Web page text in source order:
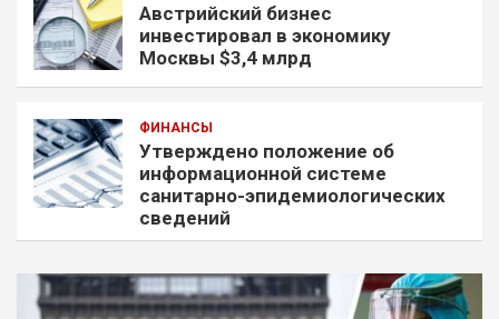
Австрийский бизнес
инвестировал в экономику
Москвы $3,4 млрд
ФИНАНСЫ
Утверждено положение об
информационной системе
санитарно-эпидемиологических
сведений